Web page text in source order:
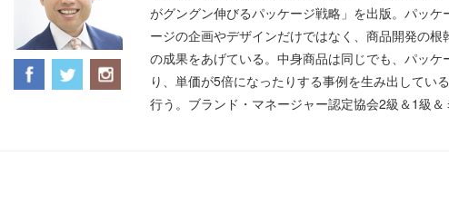
がグングン伸びるパッケージ戦略」を出版。パッ
ージの企画やデザインだけではなく、商品開発の
の成果をあげている。中身商品は同じでも、パッ
り、単価が5倍になったりする事例を生み出してい
行う。ブランド・マネージャー認定協会2級＆1級＆